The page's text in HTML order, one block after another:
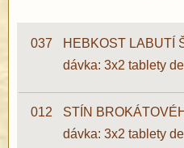
037
HEBKOST LABUTÍ
dávka: 3x2 tablety
012
STÍN
dávka: 3x2 tablety